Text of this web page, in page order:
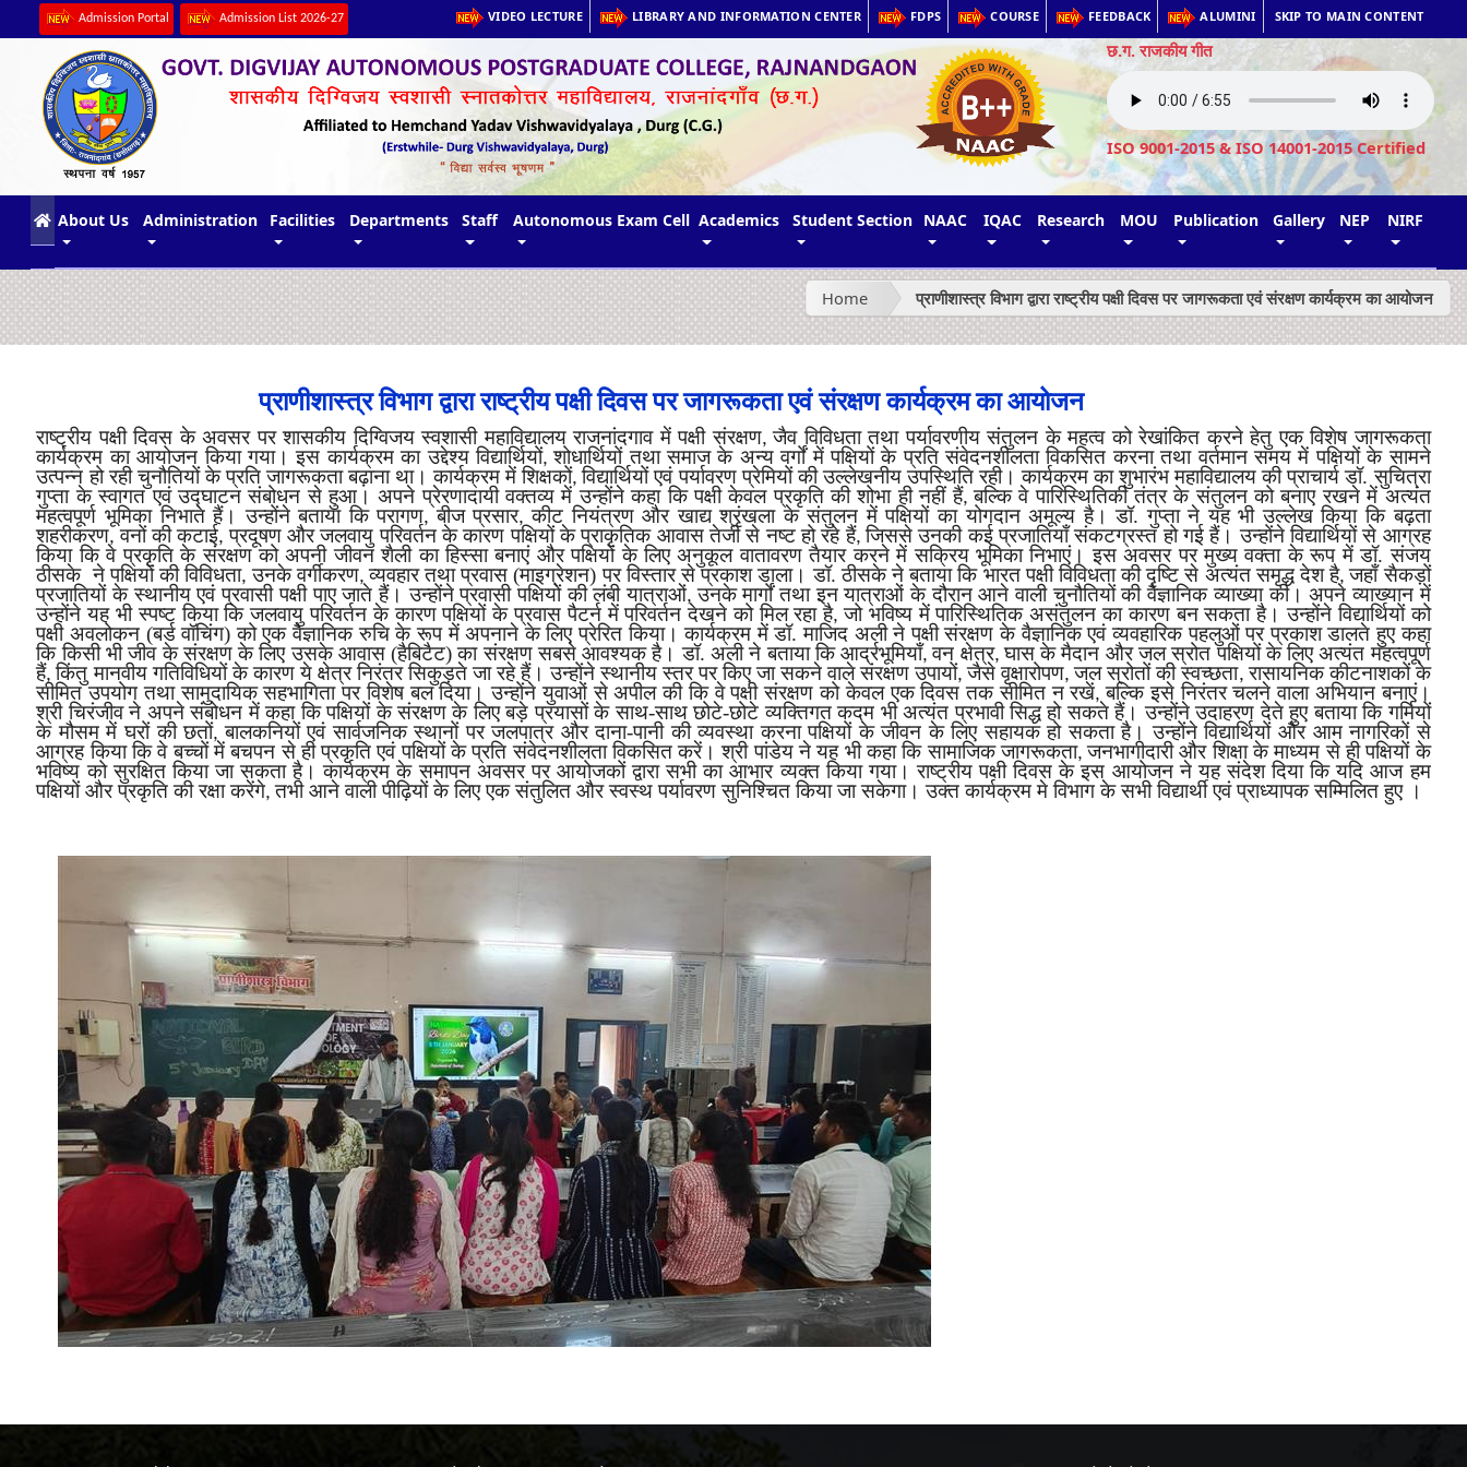
Admission Portal Admission List 2026-27 VIDEO LECTURE LIBRARY AND INFORMATION CENTER FDPS COURSE FEEDBACK ALUMINI SKIP TO MAIN CONTENT
छ.ग. राजकीय गीत
ISO 9001-2015 & ISO 14001-2015 Certified
(current)
About Us Administration Facilities Departments Staff Autonomous Exam Cell Academics Student Section NAAC IQAC Research MOU Publication Gallery NEP NIRF
Home प्राणीशास्त्र विभाग द्वारा राष्ट्रीय पक्षी दिवस पर जागरूकता एवं संरक्षण कार्यक्रम का आयोजन
प्राणीशास्त्र विभाग द्वारा राष्ट्रीय पक्षी दिवस पर जागरूकता एवं संरक्षण कार्यक्रम का आयोजन
राष्ट्रीय पक्षी दिवस के अवसर पर शासकीय दिग्विजय स्वशासी महाविद्यालय राजनांदगाव में पक्षी संरक्षण,जैव विविधता तथा पर्यावरणीय संतुलन के महत्व को रेखांकित करने हेतु एक विशेष जागरूकता
कार्यक्रम का आयोजन किया गया। इस कार्यक्रम का उद्देश्य विद्यार्थियों,शोधार्थियों तथा समाज के अन्य वर्गों में पक्षियों के प्रति संवेदनशीलता विकसित करना तथा वर्तमान समय में पक्षियों के सामने
उत्पन्न हो रही चुनौतियों के प्रति जागरूकता बढ़ाना था। कार्यक्रम में शिक्षकों,विद्यार्थियों एवं पर्यावरण प्रेमियों की उल्लेखनीय उपस्थिति रही। कार्यक्रम का शुभारंभ महाविद्यालय की प्राचार्य डॉ. सुचित्रा
गुप्ता के स्वागत एवं उद्घाटन संबोधन से हुआ। अपने प्रेरणादायी वक्तव्य में उन्होंने कहा कि पक्षी केवल प्रकृति की शोभा ही नहीं हैं,बल्कि वे पारिस्थितिकी तंत्र के संतुलन को बनाए रखने में अत्यंत
महत्वपूर्ण भूमिका निभाते हैं। उन्होंने बताया कि परागण,बीज प्रसार,कीट नियंत्रण और खाद्य श्रृंखला के संतुलन में पक्षियों का योगदान अमूल्य है। डॉ. गुप्ता ने यह भी उल्लेख किया कि बढ़ता
शहरीकरण,वनों की कटाई,प्रदूषण और जलवायु परिवर्तन के कारण पक्षियों के प्राकृतिक आवास तेजी से नष्ट हो रहे हैं,जिससे उनकी कई प्रजातियाँ संकटग्रस्त हो गई हैं। उन्होंने विद्यार्थियों से आग्रह
किया कि वे प्रकृति के संरक्षण को अपनी जीवन शैली का हिस्सा बनाएं और पक्षियों के लिए अनुकूल वातावरण तैयार करने में सक्रिय भूमिका निभाएं। इस अवसर पर मुख्य वक्ता के रूप में डॉ. संजय
ठीसके ने पक्षियों की विविधता,उनके वर्गीकरण,व्यवहार तथा प्रवास (माइग्रेशन) पर विस्तार से प्रकाश डाला। डॉ. ठीसके ने बताया कि भारत पक्षी विविधता की दृष्टि से अत्यंत समृद्ध देश है,जहाँ सैकड़ों
प्रजातियों के स्थानीय एवं प्रवासी पक्षी पाए जाते हैं। उन्होंने प्रवासी पक्षियों की लंबी यात्राओं,उनके मार्गों तथा इन यात्राओं के दौरान आने वाली चुनौतियों की वैज्ञानिक व्याख्या की। अपने व्याख्यान में
उन्होंने यह भी स्पष्ट किया कि जलवायु परिवर्तन के कारण पक्षियों के प्रवास पैटर्न में परिवर्तन देखने को मिल रहा है,जो भविष्य में पारिस्थितिक असंतुलन का कारण बन सकता है। उन्होंने विद्यार्थियों को
पक्षी अवलोकन (बर्ड वॉचिंग) को एक वैज्ञानिक रुचि के रूप में अपनाने के लिए प्रेरित किया। कार्यक्रम में डॉ. माजिद अली ने पक्षी संरक्षण के वैज्ञानिक एवं व्यवहारिक पहलुओं पर प्रकाश डालते हुए कहा
कि किसी भी जीव के संरक्षण के लिए उसके आवास (हैबिटैट) का संरक्षण सबसे आवश्यक है। डॉ. अली ने बताया कि आर्द्रभूमियाँ,वन क्षेत्र,घास के मैदान और जल स्रोत पक्षियों के लिए अत्यंत महत्वपूर्ण
हैं,किंतु मानवीय गतिविधियों के कारण ये क्षेत्र निरंतर सिकुड़ते जा रहे हैं। उन्होंने स्थानीय स्तर पर किए जा सकने वाले संरक्षण उपायों,जैसे वृक्षारोपण,जल स्रोतों की स्वच्छता,रासायनिक कीटनाशकों के
सीमित उपयोग तथा सामुदायिक सहभागिता पर विशेष बल दिया। उन्होंने युवाओं से अपील की कि वे पक्षी संरक्षण को केवल एक दिवस तक सीमित न रखें,बल्कि इसे निरंतर चलने वाला अभियान बनाएं।
श्री चिरंजीव ने अपने संबोधन में कहा कि पक्षियों के संरक्षण के लिए बड़े प्रयासों के साथ-साथ छोटे-छोटे व्यक्तिगत कदम भी अत्यंत प्रभावी सिद्ध हो सकते हैं। उन्होंने उदाहरण देते हुए बताया कि गर्मियों
के मौसम में घरों की छतों,बालकनियों एवं सार्वजनिक स्थानों पर जलपात्र और दाना-पानी की व्यवस्था करना पक्षियों के जीवन के लिए सहायक हो सकता है। उन्होंने विद्यार्थियों और आम नागरिकों से
आग्रह किया कि वे बच्चों में बचपन से ही प्रकृति एवं पक्षियों के प्रति संवेदनशीलता विकसित करें। श्री पांडेय ने यह भी कहा कि सामाजिक जागरूकता,जनभागीदारी और शिक्षा के माध्यम से ही पक्षियों के
भविष्य को सुरक्षित किया जा सकता है। कार्यक्रम के समापन अवसर पर आयोजकों द्वारा सभी का आभार व्यक्त किया गया। राष्ट्रीय पक्षी दिवस के इस आयोजन ने यह संदेश दिया कि यदि आज हम
पक्षियों और प्रकृति की रक्षा करेंगे,तभी आने वाली पीढ़ियों के लिए एक संतुलित और स्वस्थ पर्यावरण सुनिश्चित किया जा सकेगा। उक्त कार्यक्रम मे विभाग के सभी विद्यार्थी एवं प्राध्यापक सम्मिलित हुए ।